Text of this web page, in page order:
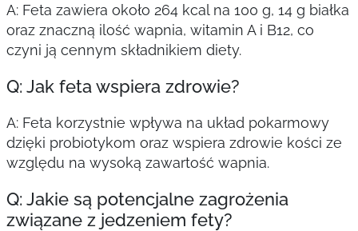
A: Feta zawiera około 264 kcal na 100 g, 14 g białka
oraz znaczną ilość wapnia, witamin A i B12, co
czyni ją cennym składnikiem diety.
Q: Jak feta wspiera zdrowie?
A: Feta korzystnie wpływa na układ pokarmowy
dzięki probiotykom oraz wspiera zdrowie kości ze
względu na wysoką zawartość wapnia.
Q: Jakie są potencjalne zagrożenia
związane z jedzeniem fety?